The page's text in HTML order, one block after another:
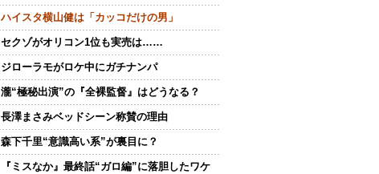
ハイスタ横山健は「カッコだけの男」
セクゾがオリコン1位も実売は……
ジローラモがロケ中にガチナンパ
瀧“極秘出演”の『全裸監督』はどうなる？
長澤まさみベッドシーン称賛の理由
森下千里“意識高い系”が裏目に？
『ミスなか』最終話“ガロ編”に落胆したワケ